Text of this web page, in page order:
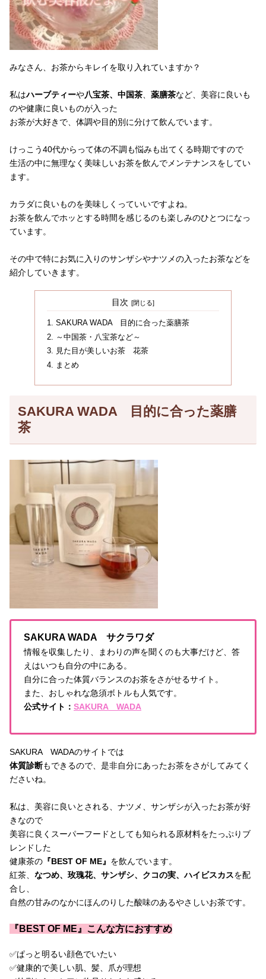
みなさん、お茶からキレイを取り入れていますか？
私はハーブティーや八宝茶、中国茶 薬膳茶など、美容に良いも
のや健康に良いものが入った
お茶が大好きで、体調や目的別に分けて飲んでいます。
けっこう40代からって体の不調も悩みも出てくる時期ですので
生活の中に無理なく美味しいお茶を飲んでメンテナンスをしてい
ます。
カラダに良いものを美味しくっていいですよね。
お茶を飲んでホッとする時間を感じるのも楽しみのひとつになっ
ています。
その中で特にお気に入りのサンザシやナツメの入ったお茶などを
紹介していきます。
目次
SAKURA WADA 目的に合った薬膳茶
～中国茶・八宝茶など～
見た目が美しいお茶 花茶
まとめ
SAKURA WADA 目的に合った薬膳
茶
SAKURA WADA サクラワダ
情報を収集したり、まわりの声を聞くのも大事だけど、答
えはいつも自分の中にある。
自分に合った体質バランスのお茶をさがせるサイト。
また、おしゃれな急須ボトルも人気です。
公式サイト： SAKURA WADA
SAKURA WADAのサイトでは
体質診断もできるので、是非自分にあったお茶をさがしてみてく
ださいね。
私は、美容に良いとされる、ナツメ、サンザシが入ったお茶が好
きなので
美容に良くスーパーフードとしても知られる原材料をたっぷりブ
レンドした
健康茶の 『BEST OF ME』 を飲んでいます。
紅茶、 なつめ、玫瑰花、サンザシ、クコの実、ハイビスカスを配
合し、
自然の甘みのなかにほんのりした酸味のあるやさしいお茶です。
『BEST OF ME』 こんな方におすすめ
✅ぱっと明るい顔色でいたい
✅健康的で美しい肌、髪、爪が理想